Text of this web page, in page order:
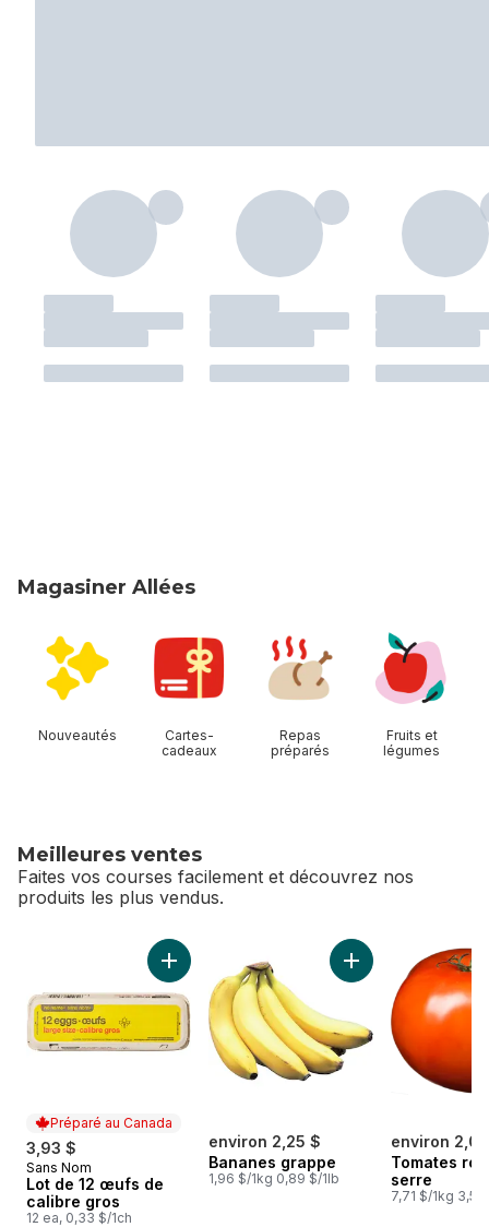
Magasiner Allées
Nouveautés
Cartes-
cadeaux
Repas
préparés
Fruits et
légumes
Meilleures ventes
Faites vos courses facilement et découvrez nos
produits les plus vendus.
sauter Meilleures ventes
Préparé au Canada
3,93 $
Préparé au Canada
Sans Nom
Lot de 12 œufs de
calibre gros
12 ea, 0,33 $/1ch
Ajouter Lot de 12 œufs de calibre gros au
environ 2,25 $
Bananes grappe
1,96 $/1kg 0,89 $/1lb
Ajouter Bananes
environ
Tomates
serre
7,71 $/1kg